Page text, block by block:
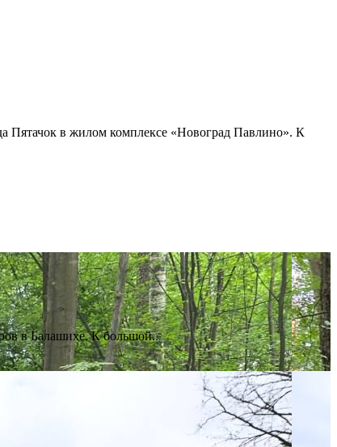
Пятачок в жилом комплексе «Новоград Павлино». К
в Балашихе. К большой..